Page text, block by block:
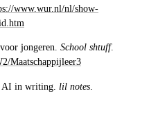
www.wur.nl/nl/show-
jongeren. School shtuff.
Maatschappijleer3
AI in writing. lil notes